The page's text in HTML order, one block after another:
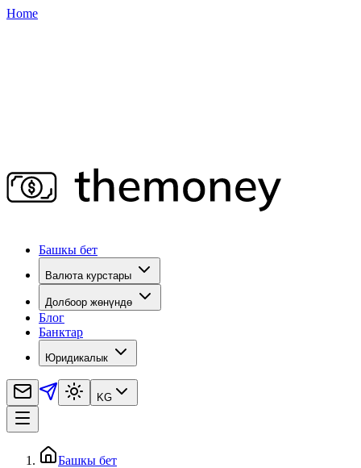
Home
Башкы бет
Валюта курстары
Долбоор жөнүндө
Блог
Банктар
Юридикалык
KG
Башкы бет